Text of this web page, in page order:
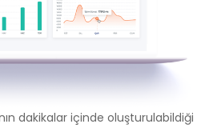
dakikalar içinde oluşturulabildiği